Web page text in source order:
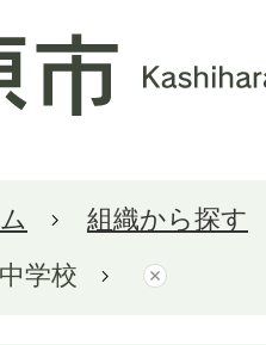
組織から探す
学校